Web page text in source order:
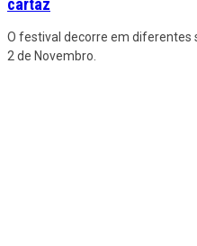
cartaz
O festival decorre em diferentes
2 de Novembro.